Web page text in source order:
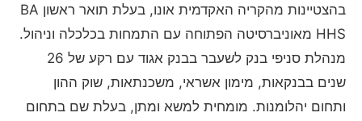
בהצטיינות מהקריה האקדמית אונו, בעלת תואר ראשון BA
HHS מאוניברסיטה הפתוחה עם התמחות בכלכלה וניהול.
מנהלת סניפי בנק לשעבר בבנק אגוד עם רקע של 26
שנים בבנקאות, מימון אשראי, משכנתאות, שוק ההון
ותחום יהלומנות. מומחית למשא ומתן, בעלת שם בתחום